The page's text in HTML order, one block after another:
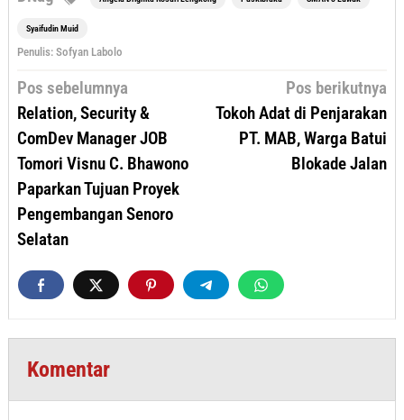
Syaifudin Muid
Penulis: Sofyan Labolo
Navigasi
Pos sebelumnya
Relation, Security &
ComDev Manager JOB
Tomori Visnu C. Bhawono
Paparkan Tujuan Proyek
Pengembangan Senoro
Selatan
Pos berikutnya
Tokoh Adat di Penjarakan
PT. MAB, Warga Batui
Blokade Jalan
Komentar